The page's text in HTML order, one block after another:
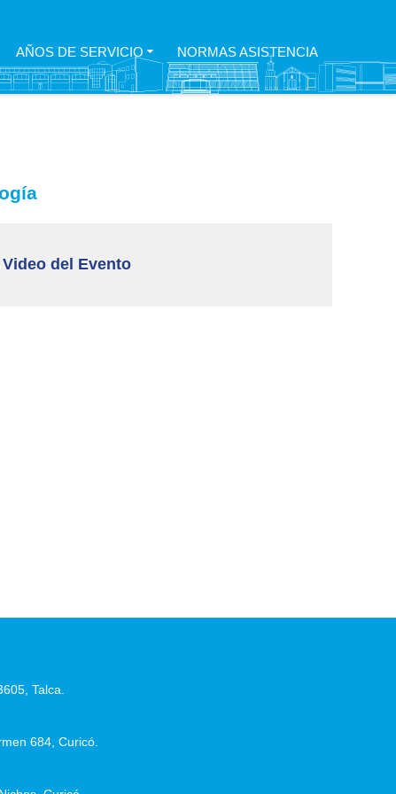
AÑOS DE SERVICIO NORMAS ASISTENCIA
Video del Evento
Talca.
684, Curicó.